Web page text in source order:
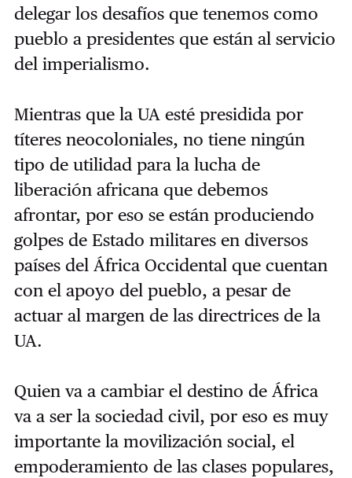
delegar los desafíos que tenemos como
pueblo a presidentes que están al servicio
del imperialismo.
Mientras que la UA esté presidida por
títeres neocoloniales, no tiene ningún
tipo de utilidad para la lucha de
liberación africana que debemos
afrontar, por eso se están produciendo
golpes de Estado militares en diversos
países del África Occidental que cuentan
con el apoyo del pueblo, a pesar de
actuar al margen de las directrices de la
UA.
Quien va a cambiar el destino de África
va a ser la sociedad civil, por eso es muy
importante la movilización social, el
empoderamiento de las clases populares,